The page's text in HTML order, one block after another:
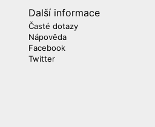
Další informace
Časté dotazy
Nápověda
Facebook
Twitter